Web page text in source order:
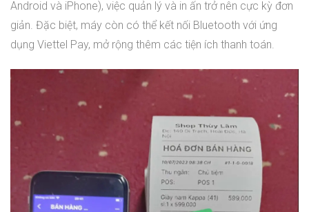
Android và iPhone), việc quản lý và in ấn trở nên cực kỳ đơn
giản. Đặc biệt, máy còn có thể kết nối Bluetooth với ứng
dụng Viettel Pay, mở rộng thêm các tiện ích thanh toán.